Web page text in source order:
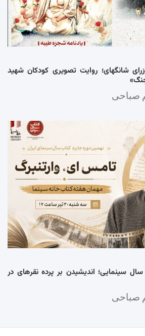
شانگهای؛ روایت تصویری کودکان شهید
صباحی
سینمایی؛ اندیشیدن بر پرده نقرهای در
صباحی